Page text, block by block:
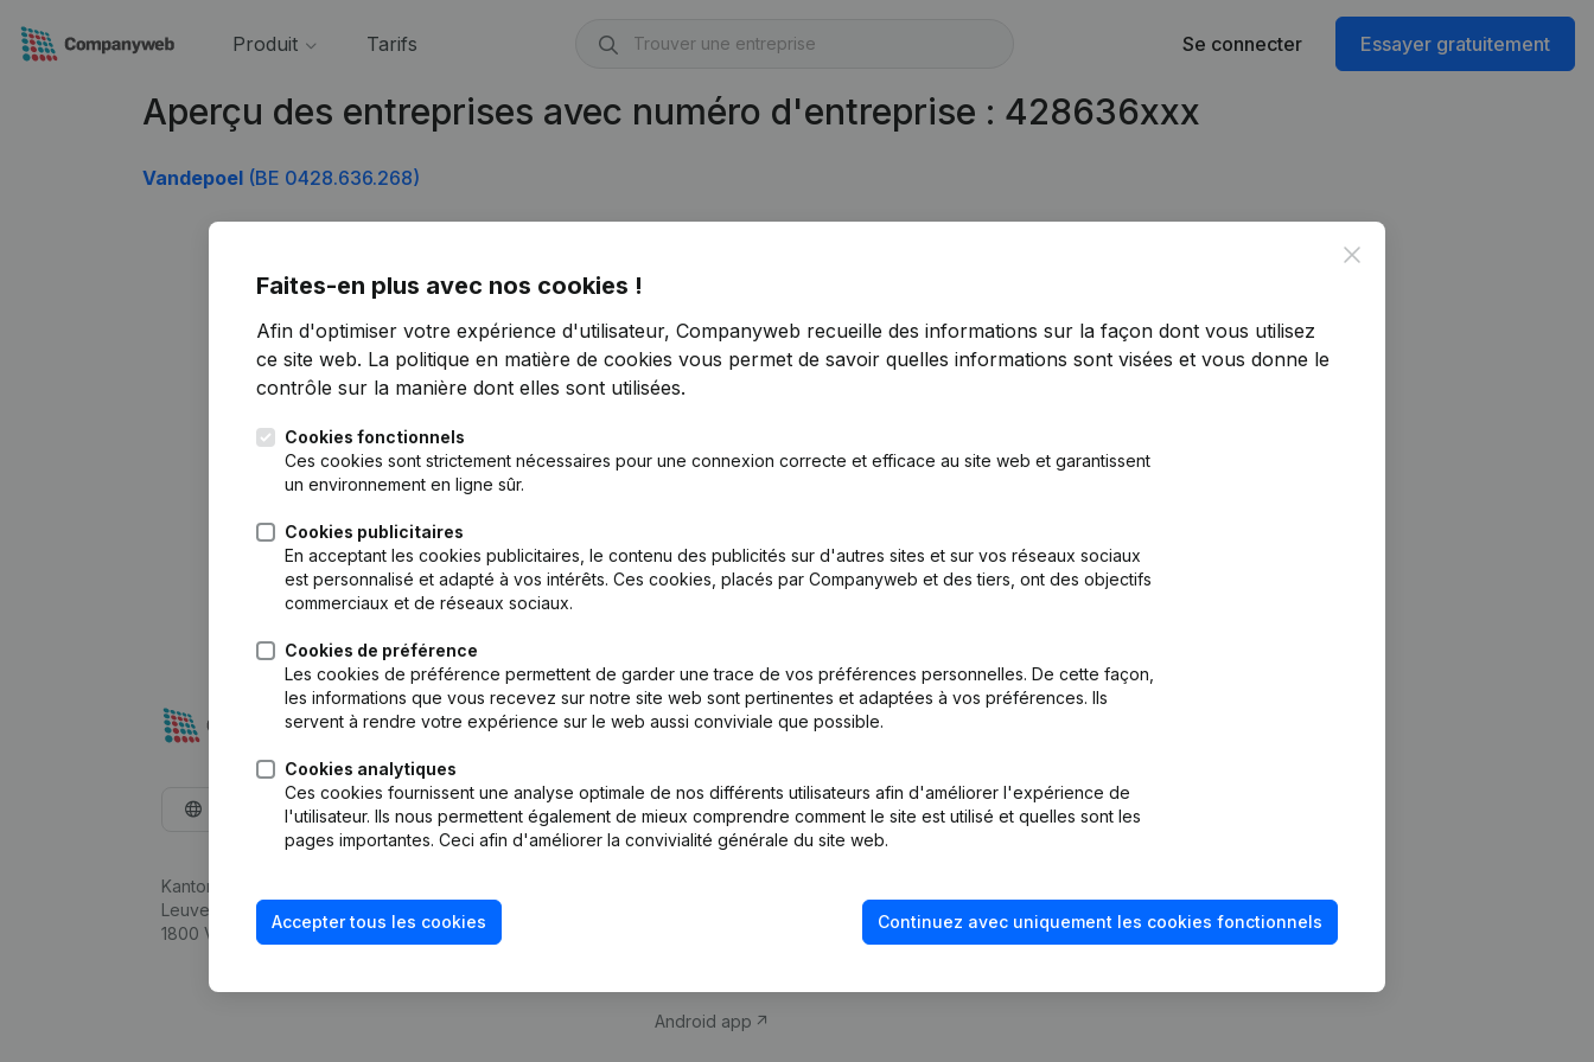
Produit Tarifs Se connecter Essayer gratuitement
Aperçu des entreprises avec numéro d'entreprise : 428636xxx
Vandepoel (BE 0428.636.268)
Close
Faites-en plus avec nos cookies !
Afin d'optimiser votre expérience d'utilisateur, Companyweb recueille des informations sur la façon dont vous utilisez
ce site web. La politique en matière de cookies vous permet de savoir quelles informations sont visées et vous donne le
contrôle sur la manière dont elles sont utilisées.
Cookies fonctionnels
Ces cookies sont strictement nécessaires pour une connexion correcte et efficace au site web et garantissent
un environnement en ligne sûr.
Cookies publicitaires
En acceptant les cookies publicitaires, le contenu des publicités sur d'autres sites et sur vos réseaux sociaux
est personnalisé et adapté à vos intérêts. Ces cookies, placés par Companyweb et des tiers, ont des objectifs
commerciaux et de réseaux sociaux.
Cookies de préférence
Les cookies de préférence permettent de garder une trace de vos préférences personnelles. De cette façon,
les informations que vous recevez sur notre site web sont pertinentes et adaptées à vos préférences. Ils
servent à rendre votre expérience sur le web aussi conviviale que possible.
Cookies analytiques
Ces cookies fournissent une analyse optimale de nos différents utilisateurs afin d'améliorer l'expérience de
l'utilisateur. Ils nous permettent également de mieux comprendre comment le site est utilisé et quelles sont les
pages importantes. Ceci afin d'améliorer la convivialité générale du site web.
Accepter tous les cookies Continuez avec uniquement les cookies fonctionnels
Français
Kantorenpark Everest
Leuvensesteenweg 248D,
1800 Vilvoorde
Produit
d’entreprise
Monitoring
Android app
fraude
Consulter des comptes annuels
Vérification de la solvabilité